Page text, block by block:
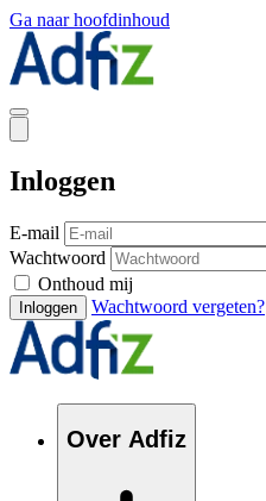
Ga naar hoofdinhoud
Inloggen
E-mail
Wachtwoord
Onthoud mij
Inloggen Wachtwoord vergeten?
Over Adfiz